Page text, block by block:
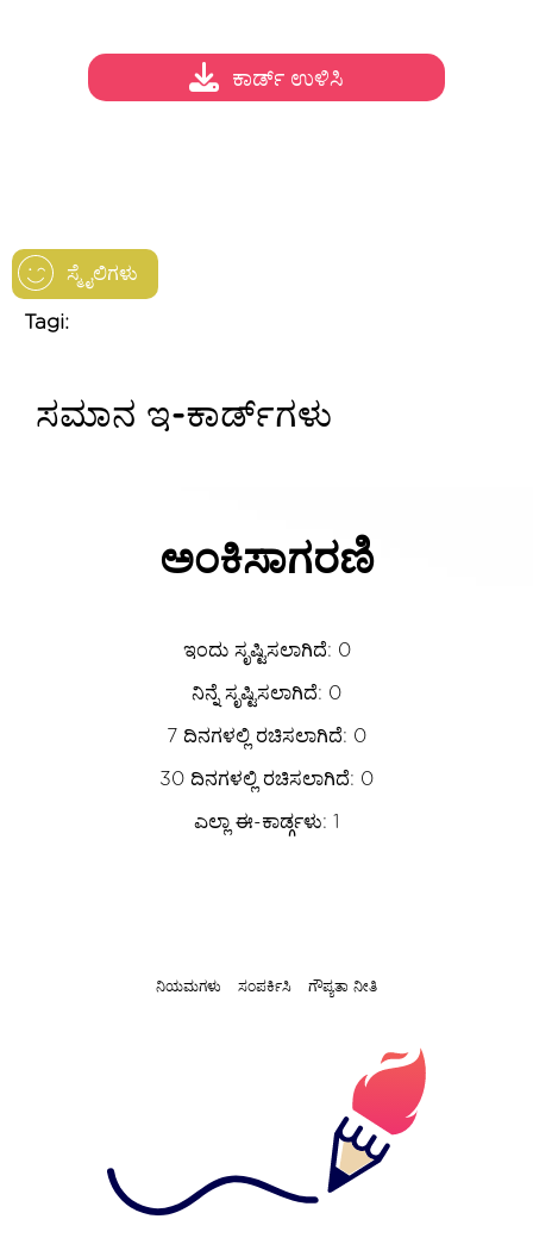
ಸ್ಮೈಲಿಗಳು
Tagi:
ಕಾರ್ಡ್ ಉಳಿಸಿ
ಸಮಾನ ಇ-ಕಾರ್ಡ್‌ಗಳು
ಅಂಕಿಸಾಗರಣಿ
ಇಂದು ಸೃಷ್ಟಿಸಲಾಗಿದೆ: 0
ನಿನ್ನೆ ಸೃಷ್ಟಿಸಲಾಗಿದೆ: 0
7 ದಿನಗಳಲ್ಲಿ ರಚಿಸಲಾಗಿದೆ: 0
30 ದಿನಗಳಲ್ಲಿ ರಚಿಸಲಾಗಿದೆ: 0
ಎಲ್ಲಾ ಈ-ಕಾರ್ಡ್ಗಳು: 1
ನಿಯಮಗಳು ಸಂಪರ್ಕಿಸಿ ಗೌಪ್ಯತಾ ನೀತಿ